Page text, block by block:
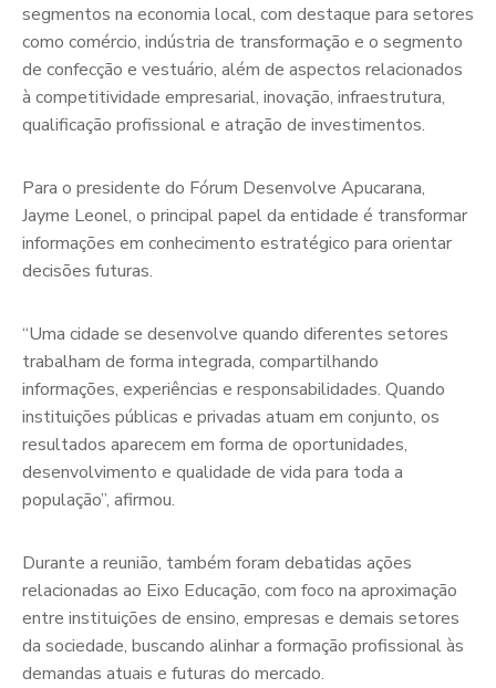
segmentos na economia local, com destaque para setores
como comércio, indústria de transformação e o segmento
de confecção e vestuário, além de aspectos relacionados
à competitividade empresarial, inovação, infraestrutura,
qualificação profissional e atração de investimentos.
Para o presidente do Fórum Desenvolve Apucarana,
Jayme Leonel, o principal papel da entidade é transformar
informações em conhecimento estratégico para orientar
decisões futuras.
“Uma cidade se desenvolve quando diferentes setores
trabalham de forma integrada, compartilhando
informações, experiências e responsabilidades. Quando
instituições públicas e privadas atuam em conjunto, os
resultados aparecem em forma de oportunidades,
desenvolvimento e qualidade de vida para toda a
população”, afirmou.
Durante a reunião, também foram debatidas ações
relacionadas ao Eixo Educação, com foco na aproximação
entre instituições de ensino, empresas e demais setores
da sociedade, buscando alinhar a formação profissional às
demandas atuais e futuras do mercado.